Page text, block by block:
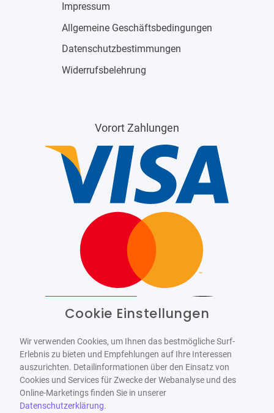
Impressum
Allgemeine Geschäftsbedingungen
Datenschutzbestimmungen
Widerrufsbelehrung
Vorort Zahlungen
WCAG-2.1-AA
Cookie Einstellungen
Wir verwenden Cookies, um Ihnen das bestmögliche Surf-
Erlebnis zu bieten und Empfehlungen auf Ihre Interessen
auszurichten. Detailinformationen über den Einsatz von
Cookies und Services für Zwecke der Webanalyse und des
Online-Marketings finden Sie in unserer
Datenschutzerklärung.